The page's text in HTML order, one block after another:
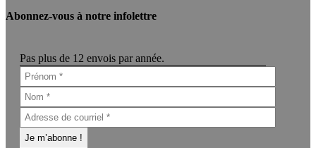
Abonnez-vous à notre infolettre
Pas plus de 12 envois par année.